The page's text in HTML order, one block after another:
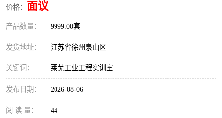
价格： 面议
产品数量： 9999.00套
发货地址： 江苏省徐州泉山区
关键词： 莱芜工业工程实训室
发布日期： 2026-08-06
阅 读 量： 44